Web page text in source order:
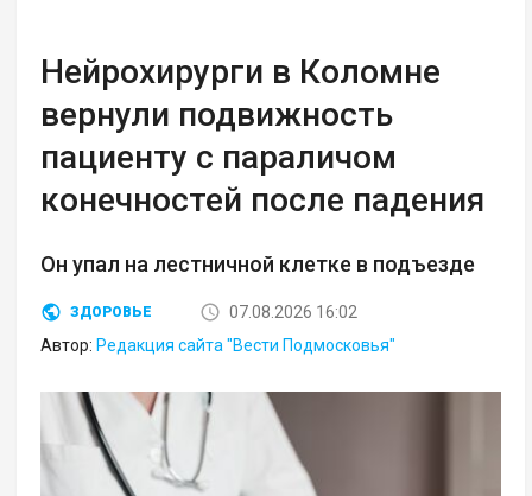
Нейрохирурги в Коломне
вернули подвижность
пациенту с параличом
конечностей после падения
Он упал на лестничной клетке в подъезде
ЗДОРОВЬЕ
07.08.2026 16:02
Автор: Редакция сайта "Вести Подмосковья"